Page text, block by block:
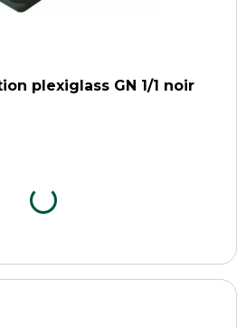
plexiglass GN 1/1 noir